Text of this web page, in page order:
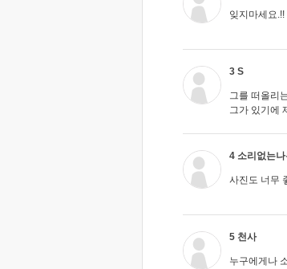
잊지마세요
3 S
그를 떠올리
그가 있기에
4 소리없는
사진도 너무
5 천사
누구에게나